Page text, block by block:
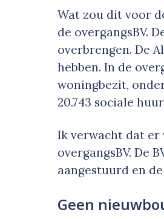
Wat zou dit voor
de overgangsBV.
overbrengen. De
hebben. In de
woningbezit,
20.743 sociale
Ik verwacht dat er
overgangsBV. De
aangestuurd en
Geen